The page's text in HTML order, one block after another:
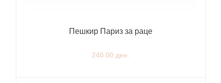
Пешкир Париз за раце
240.00 ден.